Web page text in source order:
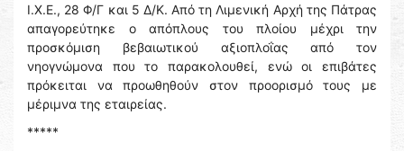
Ι.Χ.Ε., 28 Φ/Γ και 5 Δ/Κ. Από τη Λιμενική Αρχή της Πάτρας
απαγορεύτηκε ο απόπλους του πλοίου μέχρι την
προσκόμιση βεβαιωτικού αξιοπλοΐας από τον
νηογνώμονα που το παρακολουθεί, ενώ οι επιβάτες
πρόκειται να προωθηθούν στον προορισμό τους με
μέριμνα της εταιρείας.
*****